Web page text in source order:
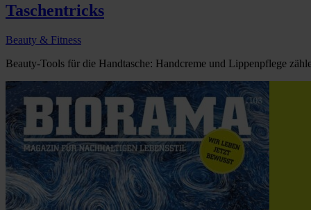
Taschentricks
Beauty & Fitness
Beauty-Tools für die Handtasche: Handcreme und Lippenpflege